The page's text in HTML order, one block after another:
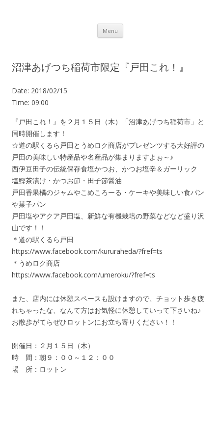
Menu Skip to content
沼津あげつち稲荷市限定『戸田これ！』
Date: 2018/02/15
Time: 09:00
『戸田これ！』を２月１５日（木）「沼津あげつち稲荷市」と
同時開催します！
☆道の駅くるら戸田とうめロク商店がプレゼンツする大好評の
戸田の美味しい特産品や名産品が集まりますよぉ～♪
西伊豆田子の伝統保存食塩かつお、かつお塩辛＆ガーリック
塩鰹茶漬け・かつお節・田子節醤油
戸田香果橘のジャムやこめころーる・ケーキや美味しい食パン
や菓子パン
戸田塩やアクア戸田塩、新鮮な有機栽培の野菜などなど盛り沢
山です！！
＊道の駅くるら戸田
https://www.facebook.com/kururaheda/?fref=ts
＊うめロク商店
https://www.facebook.com/umeroku/?fref=ts
また、店内には休憩スペースも設けますので、チョット歩き疲
れちゃったな、なんて方はお気軽に休憩していって下さいね♪
お散歩がてらぜひロットンにお立ち寄りください！！
開催日：２月１５日（木）
時 間：朝９：００～１２：００
場 所：ロットン